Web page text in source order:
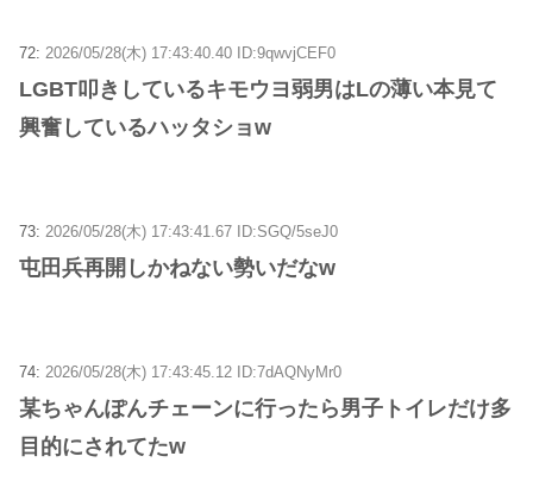
72: 2026/05/28(木) 17:43:40.40 ID:9qwvjCEF0
LGBT叩きしているキモウヨ弱男はLの薄い本見て
興奮しているハッタショw
73: 2026/05/28(木) 17:43:41.67 ID:SGQ/5seJ0
屯田兵再開しかねない勢いだなw
74: 2026/05/28(木) 17:43:45.12 ID:7dAQNyMr0
某ちゃんぽんチェーンに行ったら男子トイレだけ多
目的にされてたw